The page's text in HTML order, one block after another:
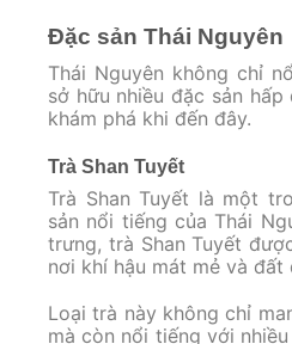
Đặc sản Thái Nguyên
Thái Nguyên không chỉ
sở hữu nhiều đặc sản
khám phá khi đến đây.
Trà Shan Tuyết
Trà Shan Tuyết là một
sản nổi tiếng của Thái
trưng, trà Shan Tuyết
nơi khí hậu mát mẻ và đất
Loại trà này không chỉ
mà còn nổi tiếng với